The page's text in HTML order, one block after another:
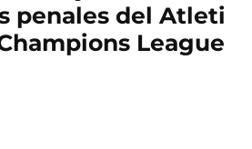
penales del Atleti
League